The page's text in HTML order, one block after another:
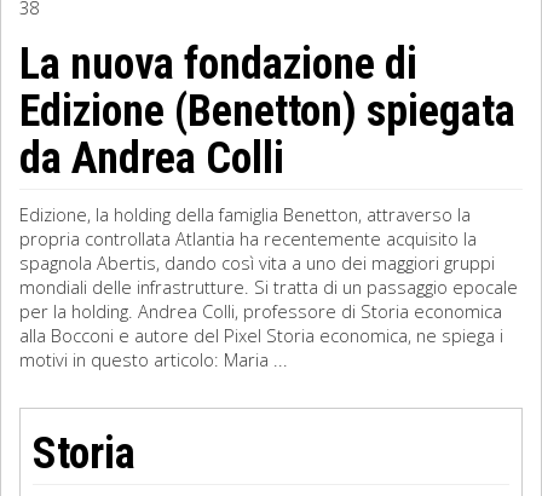
Sociologia
Filosofia
Storia
Matematica
Diritto
38
La nuova fondazione di
Edizione (Benetton) spiegata
da Andrea Colli
Edizione, la holding della famiglia Benetton, attraverso la
propria controllata Atlantia ha recentemente acquisito la
spagnola Abertis, dando così vita a uno dei maggiori gruppi
mondiali delle infrastrutture. Si tratta di un passaggio epocale
per la holding. Andrea Colli, professore di Storia economica
alla Bocconi e autore del Pixel Storia economica, ne spiega i
motivi in questo articolo: Maria ...
Storia